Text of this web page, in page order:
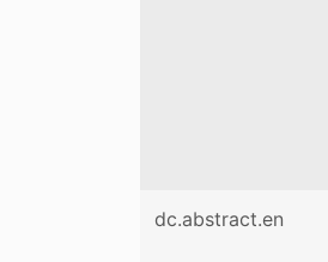
dc.abstract.en